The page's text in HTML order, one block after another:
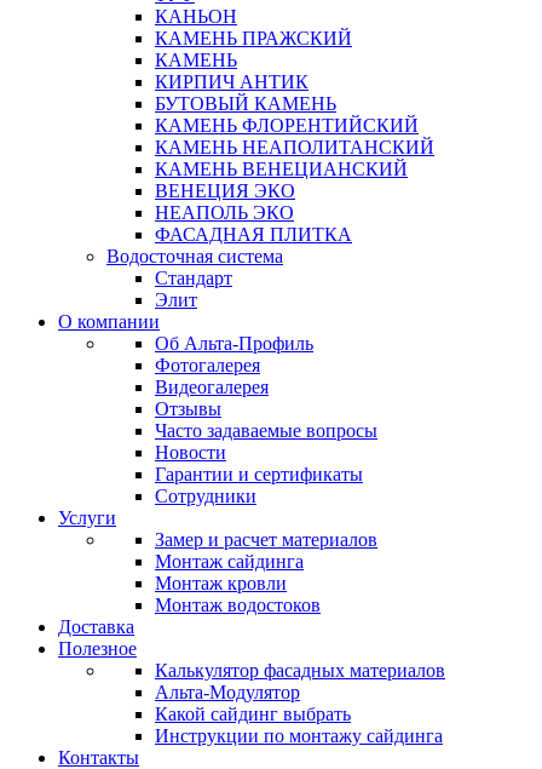
КАНЬОН
КАМЕНЬ ПРАЖСКИЙ
КАМЕНЬ
КИРПИЧ АНТИК
БУТОВЫЙ КАМЕНЬ
КАМЕНЬ ФЛОРЕНТИЙСКИЙ
КАМЕНЬ НЕАПОЛИТАНСКИЙ
КАМЕНЬ ВЕНЕЦИАНСКИЙ
ВЕНЕЦИЯ ЭКО
НЕАПОЛЬ ЭКО
ФАСАДНАЯ ПЛИТКА
Водосточная система
Стандарт
Элит
О компании
Об Альта-Профиль
Фотогалерея
Видеогалерея
Отзывы
Часто задаваемые вопросы
Новости
Гарантии и сертификаты
Сотрудники
Услуги
Замер и расчет материалов
Монтаж сайдинга
Монтаж кровли
Монтаж водостоков
Доставка
Полезное
Калькулятор фасадных материалов
Альта-Модулятор
Какой сайдинг выбрать
Инструкции по монтажу сайдинга
Контакты